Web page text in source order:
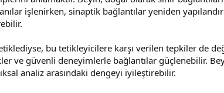
işlenirken, sinaptik bağlantılar yeniden
bu tetikleyicilere karşı verilen tepkiler de
ve güvenli deneyimlerle bağlantılar güçlenebilir.
analiz arasındaki dengeyi iyileştirebilir.